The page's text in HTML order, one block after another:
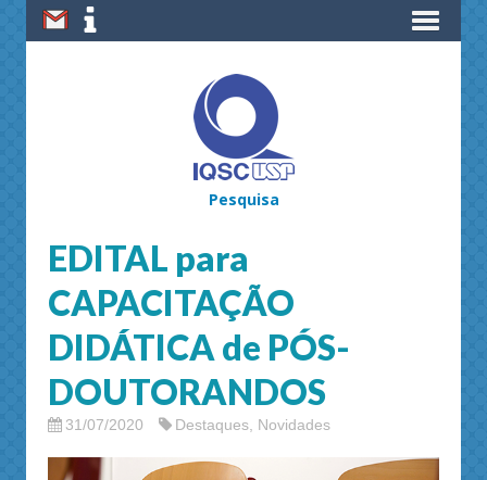
Pesquisa
EDITAL para
CAPACITAÇÃO
DIDÁTICA de PÓS-
DOUTORANDOS
31/07/2020 Destaques Novidades